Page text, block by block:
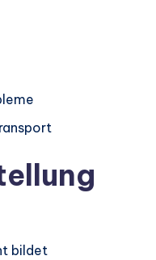
bildet